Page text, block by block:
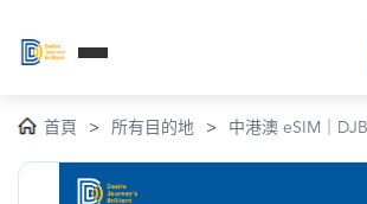
首頁 > 所有目的地 > 中港澳 eSIM｜DJB